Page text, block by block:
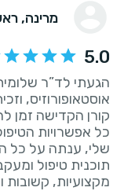
מרינה,
5.0
הגעתי לד”ר
אוסטאופורוזיס,
קורן הקדישה זמן
כל אפשרויות
שלי, ענתה על כל
תוכנית טיפול
מקצועיות, קשובות